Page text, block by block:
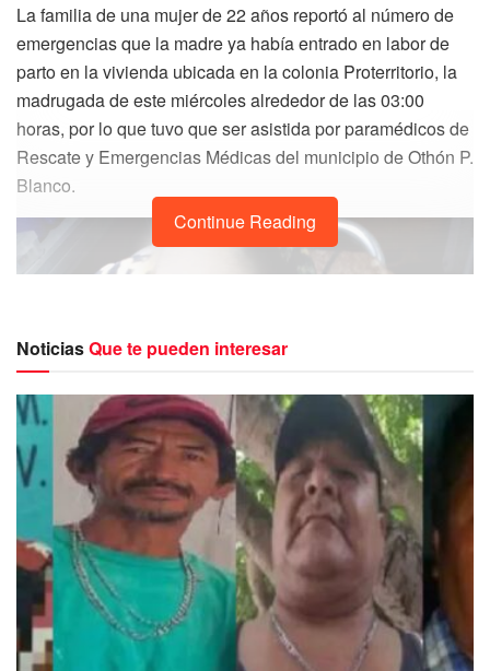
La familia de una mujer de 22 años reportó al número de
emergencias que la madre ya había entrado en labor de
parto en la vivienda ubicada en la colonia Proterritorio, la
madrugada de este miércoles alrededor de las 03:00
horas, por lo que tuvo que ser asistida por paramédicos de
Rescate y Emergencias Médicas del municipio de Othón P.
Blanco.
Continue Reading
NoticiasQue te pueden interesar